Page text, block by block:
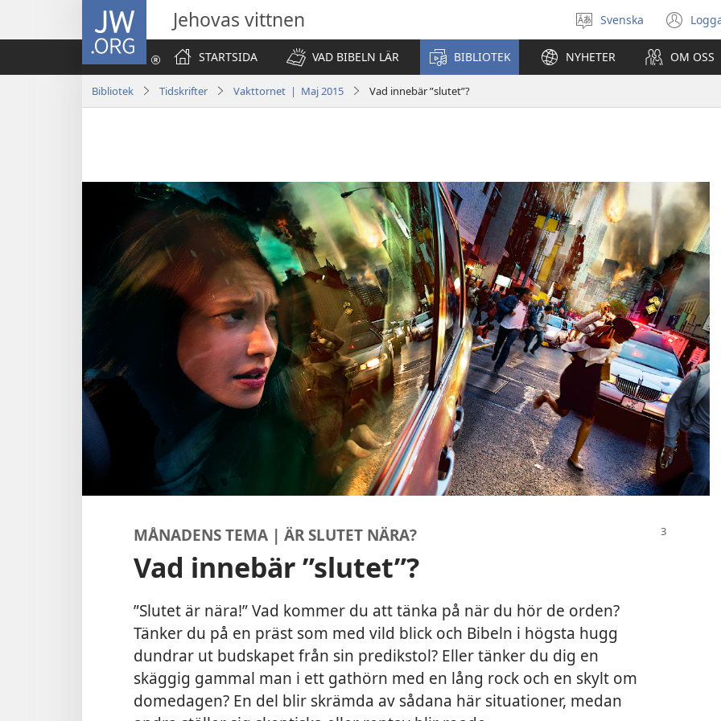
JW.ORG Jehovas vittnen
Välj
språk
Svenska
STARTSIDA
VAD BIBELN LÄR BIBLIOTEK NYHETER OM OSS
Bibliotek Tidskrifter Vakttornet | Maj 2015 Vad innebär ”slutet”?
MÅNADENS TEMA | ÄR SLUTET NÄRA?
Vad innebär ”slutet”?
”Slutet är nära!” Vad kommer du att tänka på när du hör de orden?
Tänker du på en präst som med vild blick och Bibeln i högsta hugg
dundrar ut budskapet från sin predikstol? Eller tänker du dig en
skäggig gammal man i ett gathörn med en lång rock och en skylt om
domedagen? En del blir skrämda av sådana här situationer, medan